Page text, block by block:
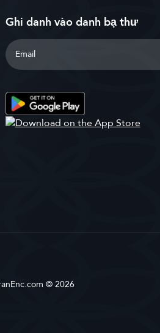
Ghi danh vào danh bạ thư
© 2026